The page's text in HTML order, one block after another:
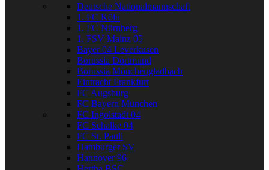
Deutsche Nationalmannschaft
1. FC Köln
1. FC Nürnberg
1. FSV Mainz 05
Bayer 04 Leverkusen
Borussia Dortmund
Borussia Mönchengladbach
Eintracht Frankfurt
FC Augsburg
FC Bayern München
FC Ingolstadt 04
FC Schalke 04
FC St. Pauli
Hamburger SV
Hannover 96